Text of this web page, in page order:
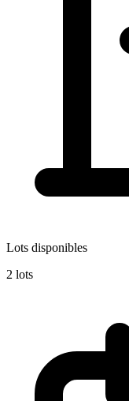
Lots disponibles
2 lots